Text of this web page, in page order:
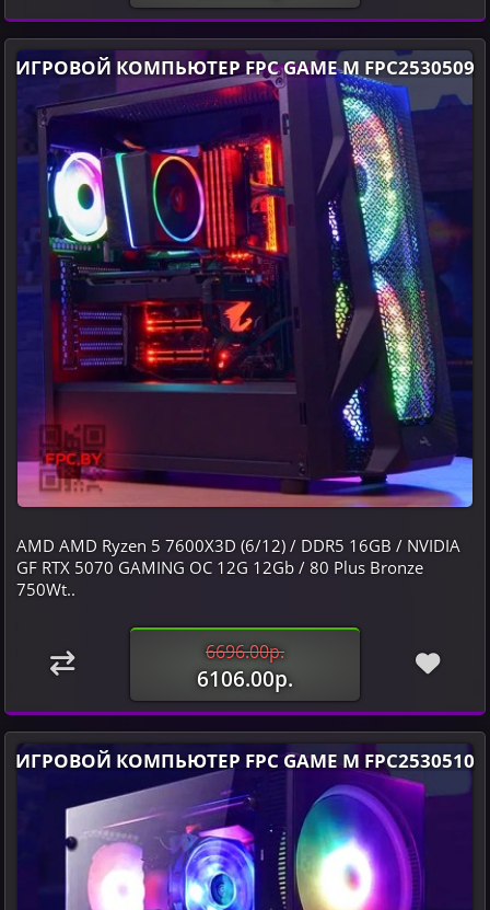
ИГРОВОЙ КОМПЬЮТЕР FPC GAME M FPC2530509
AMD AMD Ryzen 5 7600X3D (6/12) / DDR5 16GB / NVIDIA
GF RTX 5070 GAMING OC 12G 12Gb / 80 Plus Bronze
750Wt..
6696.00р.
6106.00р.
ИГРОВОЙ КОМПЬЮТЕР FPC GAME M FPC2530510